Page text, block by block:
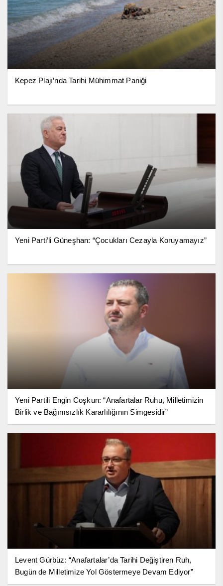
Kepez Plajı’nda Tarihi Mühimmat Paniği
Yeni Parti’li Güneşhan: “Çocukları Cezayla Koruyamayız”
Yeni Partili Engin Coşkun: “Anafartalar Ruhu, Milletimizin
Birlik ve Bağımsızlık Kararlılığının Simgesidir”
Levent Gürbüz: “Anafartalar’da Tarihi Değiştiren Ruh,
Bugün de Milletimize Yol Göstermeye Devam Ediyor”